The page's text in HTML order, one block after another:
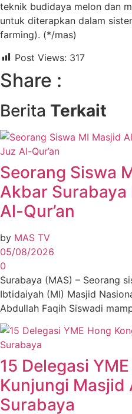
teknik budidaya melon dan
untuk diterapkan dalam
farming). (*/mas)
Post Views: 317
Share :
Berita Terkait
Seorang Siswa
Akbar Surabaya
Al-Qur’an
by MAS TV
05/08/2026
0
Surabaya (MAS) – Seorang
Ibtidaiyah (MI) Masjid
Abdullah Faqih Siswadi
15 Delegasi
Kunjungi
Surabaya